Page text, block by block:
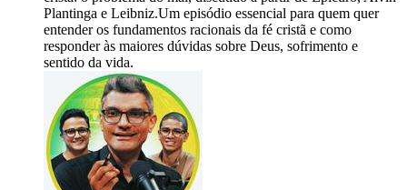
Plantinga e Leibniz.Um episódio essencial para quem quer
entender os fundamentos racionais da fé cristã e como
responder às maiores dúvidas sobre Deus, sofrimento e
sentido da vida.